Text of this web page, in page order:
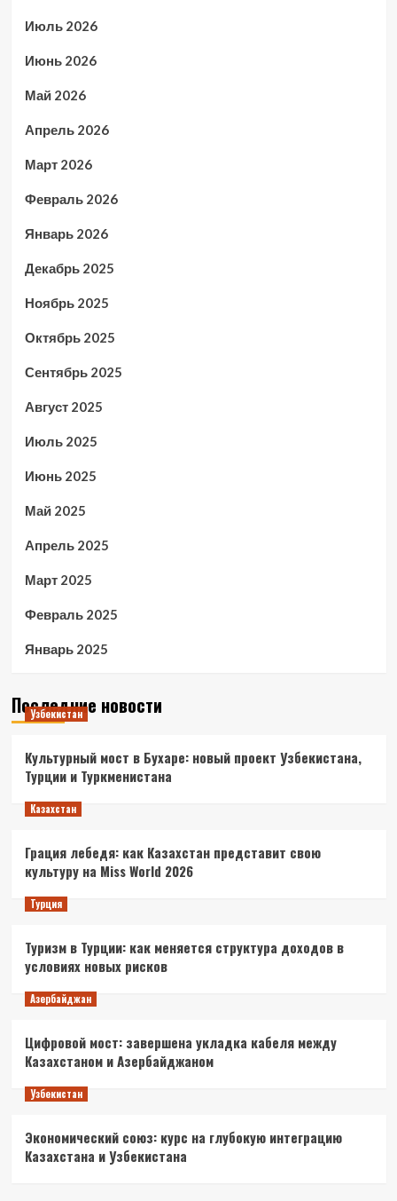
Июль 2026
Июнь 2026
Май 2026
Апрель 2026
Март 2026
Февраль 2026
Январь 2026
Декабрь 2025
Ноябрь 2025
Октябрь 2025
Сентябрь 2025
Август 2025
Июль 2025
Июнь 2025
Май 2025
Апрель 2025
Март 2025
Февраль 2025
Январь 2025
Последние новости
Узбекистан
Культурный мост в Бухаре: новый проект Узбекистана,
Турции и Туркменистана
Казахстан
Грация лебедя: как Казахстан представит свою
культуру на Miss World 2026
Турция
Туризм в Турции: как меняется структура доходов в
условиях новых рисков
Азербайджан
Цифровой мост: завершена укладка кабеля между
Казахстаном и Азербайджаном
Узбекистан
Экономический союз: курс на глубокую интеграцию
Казахстана и Узбекистана